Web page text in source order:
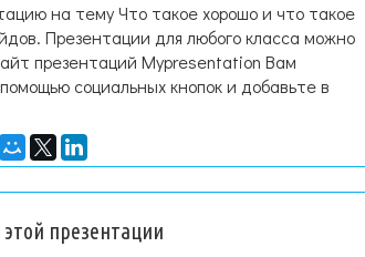
на тему Что такое хорошо и что такое
Презентации для любого класса можно
презентаций Mypresentation Вам
социальных кнопок и добавьте в
презентации